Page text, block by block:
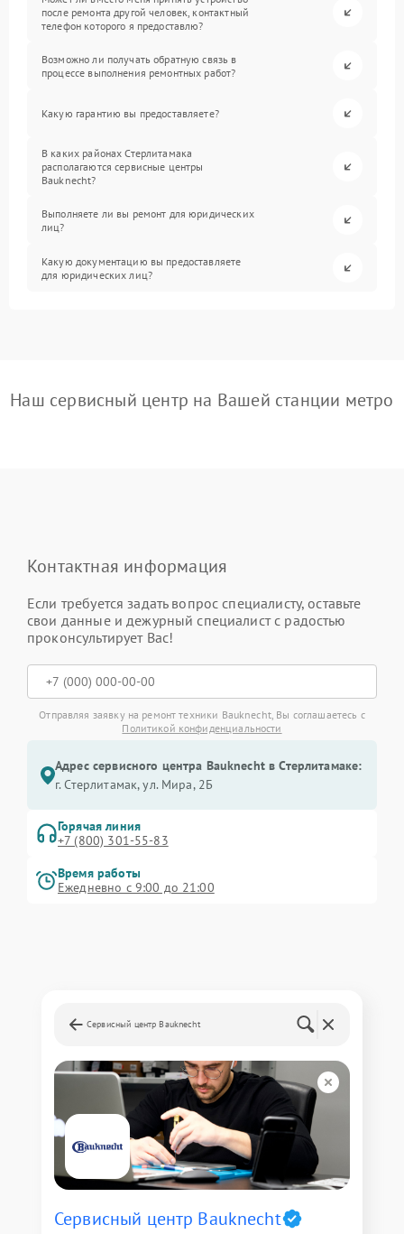
после ремонта другой человек, контактный
телефон которого я предоставлю?
Возможно ли получать обратную связь в
процессе выполнения ремонтных работ?
Какую гарантию вы предоставляете?
В каких районах Стерлитамака
располагаются сервисные центры
Bauknecht?
Выполняете ли вы ремонт для юридических
лиц?
Какую документацию вы предоставляете
для юридических лиц?
Наш сервисный центр на Вашей станции метро
Контактная информация
Если требуется задать вопрос специалисту, оставьте
свои данные и дежурный специалист с радостью
проконсультирует Вас!
Отправляя заявку на ремонт техники Bauknecht, Вы соглашаетесь с
Политикой конфиденциальности
Адрес сервисного центра Bauknecht в Стерлитамаке:
г. Стерлитамак, ул. Мира, 2Б
Горячая линия
+7 (800) 301-55-83
Время работы
Ежедневно с 9:00 до 21:00
Сервисный центр Bauknecht
Сервисный центр Bauknecht